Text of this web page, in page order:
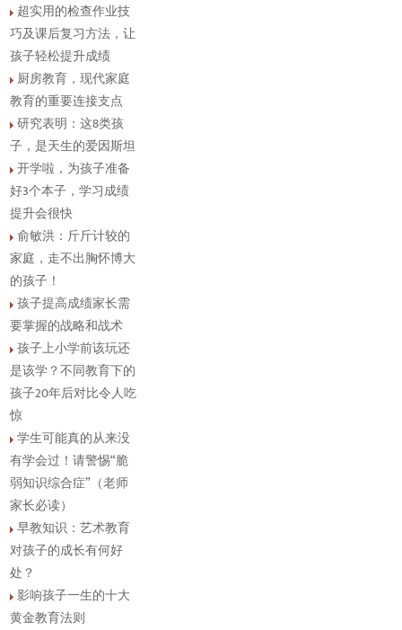
超实用的检查作业技
巧及课后复习方法，让
孩子轻松提升成绩
厨房教育，现代家庭
教育的重要连接支点
研究表明：这8类孩
子，是天生的爱因斯坦
开学啦，为孩子准备
好3个本子，学习成绩
提升会很快
俞敏洪：斤斤计较的
家庭，走不出胸怀博大
的孩子！
孩子提高成绩家长需
要掌握的战略和战术
孩子上小学前该玩还
是该学？不同教育下的
孩子20年后对比令人吃
惊
学生可能真的从来没
有学会过！请警惕“脆
弱知识综合症”（老师
家长必读）
早教知识：艺术教育
对孩子的成长有何好
处？
影响孩子一生的十大
黄金教育法则